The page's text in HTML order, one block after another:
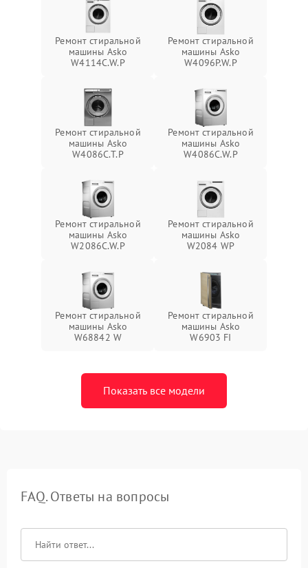
Ремонт стиральной
машины Asko
W4114C.W.P
Ремонт стиральной
машины Asko
W4096P.W.P
Ремонт стиральной
машины Asko
W4086C.T.P
Ремонт стиральной
машины Asko
W4086C.W.P
Ремонт стиральной
машины Asko
W2086C.W.P
Ремонт стиральной
машины Asko
W2084 WP
Ремонт стиральной
машины Asko
W68842 W
Ремонт стиральной
машины Asko
W6903 FI
Показать все модели
FAQ. Ответы на вопросы